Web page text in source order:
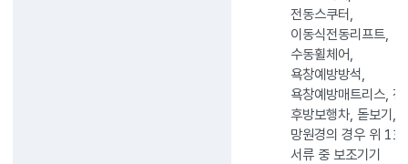
전동스쿠터,
이동식전동리프트,
수동휠체어,
욕창예방방석,
욕창예방매트리스, 전·
후방보행차, 돋보기,
망원경의 경우 위 1호
서류 중 보조기기